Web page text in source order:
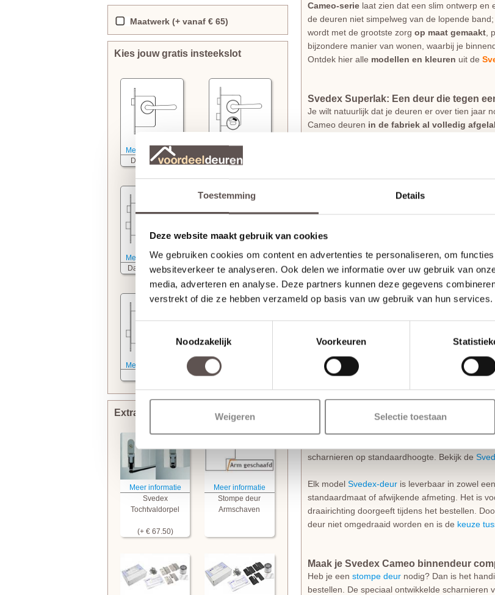
Toestemming Details
Deze website maakt gebruik van cookies
We gebruiken cookies om content en advertenties te personaliseren, om
websiteverkeer te analyseren. Ook delen we informatie over uw gebruik van
media, adverteren en analyse. Deze partners kunnen deze gegevens
verstrekt of die ze hebben verzameld op basis van uw gebruik van hun services.
Noodzakelijk
Voorkeuren
Weigeren Selectie toestaan
Maatwerk (+ vanaf € 65)
Kies jouw gratis insteekslot
Meer informatie
Deurkrukslot
WC slot
Meer informatie
Dag- nachtslot
Meer informatie
Cilinderslot
Meer informatie
Extra bewerkingen toevoegen
Meer informatie
Svedex
Tochtvaldorpel
(+ € 67.50)
Meer informatie
Stompe deur
Armschaven
Cameo-serie laat zien dat een slim ontwerp en
de deuren niet simpelweg van de lopende
wordt met de grootste zorg op maat gemaakt ,
bijzondere manier van wonen, waarbij je
Ontdek hier alle modellen en kleuren uit de
Svedex Superlak: Een deur die tegen
Je wilt natuurlijk dat je deuren er over tien jaar
Cameo deuren in de fabriek al volledig
, wat ideaal
te zijn voor verkleuring; de lak is kleurvast en
Deze deur wordt geleverd exclusief
de
die je wenst, waarna Svedex
(optie bewerkingen). Svedex boort dan de
hakken te monteren. Hierdoor hoef je de deur
Bestel je eenopdekdeur ? Dan boort Svedex
scharnieren.
Technische details en montage
Svedex Cameo glasdeuren hebben een dikte
glas. Benieuwd naar de eigenschappen van de
volledige overzicht van alle beschikbare
mm, net zoals de bovendorpel. De
op 1050 mm, gemeten vanaf de onderzijde
breed en het vlakke deel is 35 mm breed.
scharnieren op standaardhoogte. Bekijk de
Elk model Svedex-deur is leverbaar in zowel
standaardmaat of afwijkende afmeting. Het is
draairichting doorgeeft tijdens het bestellen.
deur niet omgedraaid worden en is de keuze
Maak je Svedex Cameo binnendeur
Heb je een stompe deur nodig? Dan is het
bestellen. De speciaal ontwikkelde scharnieren